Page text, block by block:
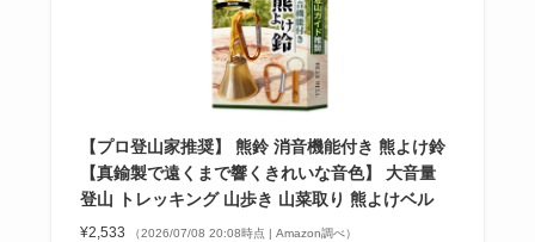
【プロ登山家推奨】 熊鈴 消音機能付き 熊よけ鈴
【真鍮製で遠くまで響くきれいな音色】 大音量
登山 トレッキング 山歩き 山菜取り 熊よけベル
¥2,533 （2026/07/08 20:08時点 | Amazon調べ）